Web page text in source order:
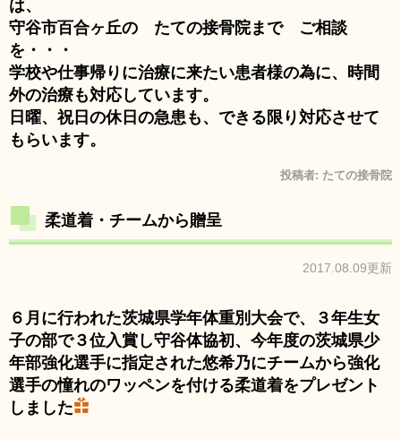
は、
守谷市百合ヶ丘の たての接骨院まで ご相談
を・・・
学校や仕事帰りに治療に来たい患者様の為に、時間
外の治療も対応しています。
日曜、祝日の休日の急患も、できる限り対応させて
もらいます。
投稿者: たての接骨院
柔道着・チームから贈呈
2017.08.09更新
６月に行われた茨城県学年体重別大会で、３年生女
子の部で３位入賞し守谷体協初、今年度の茨城県少
年部強化選手に指定された悠希乃にチームから強化
選手の憧れのワッペンを付ける柔道着をプレゼント
しました